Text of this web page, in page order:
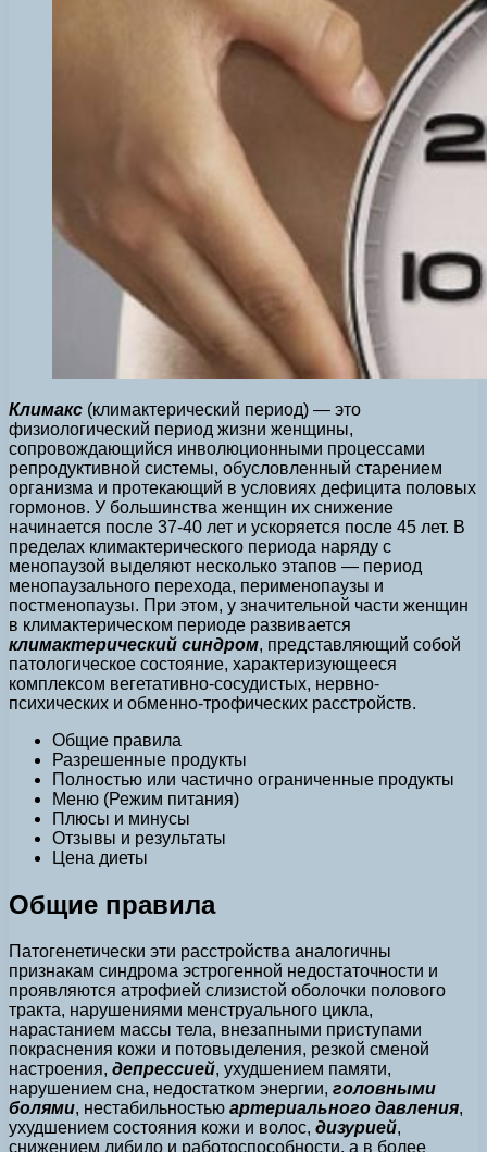
Климакс (климактерический период) — это
физиологический период жизни женщины,
сопровождающийся инволюционными процессами
репродуктивной системы, обусловленный старением
организма и протекающий в условиях дефицита половых
гормонов. У большинства женщин их снижение
начинается после 37-40 лет и ускоряется после 45 лет. В
пределах климактерического периода наряду с
менопаузой выделяют несколько этапов — период
менопаузального перехода, перименопаузы и
постменопаузы. При этом, у значительной части женщин
в климактерическом периоде развивается
климактерический синдром, представляющий собой
патологическое состояние, характеризующееся
комплексом вегетативно-сосудистых, нервно-
психических и обменно-трофических расстройств.
Общие правила
Разрешенные продукты
Полностью или частично ограниченные продукты
Меню (Режим питания)
Плюсы и минусы
Отзывы и результаты
Цена диеты
Общие правила
Патогенетически эти расстройства аналогичны
признакам синдрома эстрогенной недостаточности и
проявляются атрофией слизистой оболочки полового
тракта, нарушениями менструального цикла,
нарастанием массы тела, внезапными приступами
покраснения кожи и потовыделения, резкой сменой
настроения, депрессией, ухудшением памяти,
нарушением сна, недостатком энергии, головными
болями, нестабильностью артериального давления,
ухудшением состояния кожи и волос, дизурией,
снижением либидо и работоспособности, а в более